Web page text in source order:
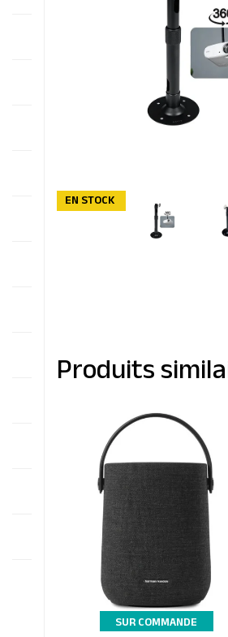
EN STOCK
Produits
SUR COMMANDE